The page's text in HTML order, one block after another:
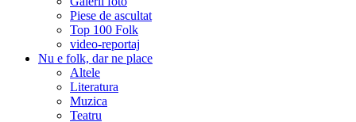
Piese de ascultat
Top 100 Folk
video-reportaj
Nu e folk, dar ne place
Altele
Literatura
Muzica
Teatru